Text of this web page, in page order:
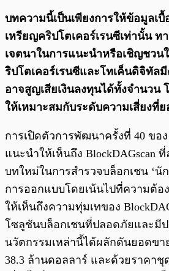
พร้อมเล่น
บทความนี้เป็นเพียงการให้ข้อมูลเบื้
เหรียญคริปโตเคอร์เรนซีเท่านั้น ท
เจตนาในการแนะนำหรือเชิญชวน
ริปโตเคอร์เรนซีและโทเค็นดิจิทัล
อาจสูญเสียเงินลงทุนได้ทั้งจํานวน
ให้เหมาะสมกับระดับความเสี่ยงที่
การเปิดตัวการพัฒนาครั้งที่ 40 ของ
แนะนำให้เห็นถึง BlockDAGscan
บทใหม่ในการสำรวจบล็อกเชน ‘นั
การออกแบบโดยเน้นไปที่ความต้อ
ให้เห็นถึงความทุ่มเทของ
โซลูชันบล็อกเชนที่ปลอดภัยและมี
นวัตกรรมเหล่านี้ได้ผลักดันยอดขา
38.3 ล้านดอลลาร์ และด้วยราคาชุ